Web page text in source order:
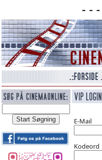
E-Mail
Kodeord